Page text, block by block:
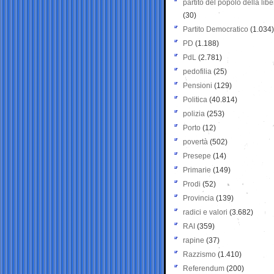
partito del popolo della
(30)
Partito Democratico (1.034)
PD (1.188)
PdL (2.781)
pedofilia (25)
Pensioni (129)
Politica (40.814)
polizia (253)
Porto (12)
povertà (502)
Presepe (14)
Primarie (149)
Prodi (52)
Provincia (139)
radici e valori (3.682)
RAI (359)
rapine (37)
Razzismo (1.410)
Referendum (200)